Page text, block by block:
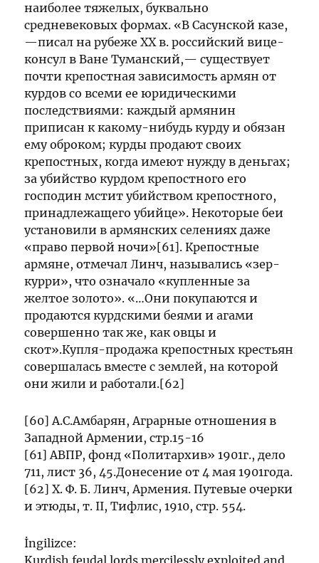
наиболее тяжелых, буквально
средневековых формах. «В Сасунской казе,
—писал на рубеже XX в. российский вице-
консул в Ване Туманский,— существует
почти крепостная зависимость армян от
курдов со всеми ее юридическими
последствиями: каждый армянин
приписан к какому-нибудь курду и обязан
ему оброком; курды продают своих
крепостных, когда имеют нужду в деньгах;
за убийство курдом крепостного его
господин мстит убийством крепостного,
принадлежащего убийце». Некоторые беи
установили в армянских селениях даже
«право первой ночи»[61]. Крепостные
армяне, отмечал Линч, назывались «зер-
курри», что означало «купленные за
желтое золото». «…Они покупаются и
продаются курдскими беями и агами
совершенно так же, как овцы и
скот».Купля-продажа крепостных крестьян
совершалась вместе с землей, на которой
они жили и работали.[62]
[60] А.С.Амбарян, Аграрные отношения в
Западной Армении, стр.15-16
[61] АВПР, фонд «Политархив» 1901г., дело
711, лист 36, 45.Донесение от 4 мая 1901года.
[62] X. Ф. Б. Линч, Армения. Путевые очерки
и этюды, т. II, Тифлис, 1910, стр. 554.
İngilizce: